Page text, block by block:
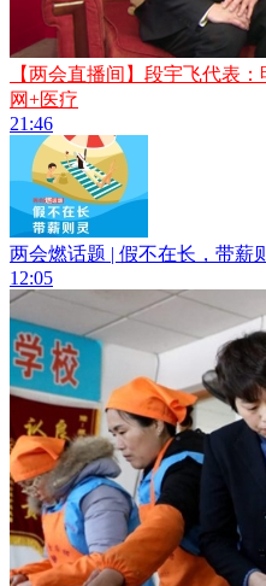
【两会直播间】段宇飞代表
网+医疗
21:46
两会燃话题 | 假不在长，带薪
12:05